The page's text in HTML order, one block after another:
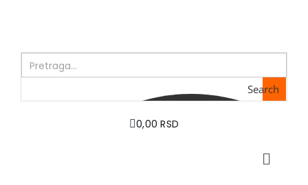
Search
0,00 RSD
Toggle